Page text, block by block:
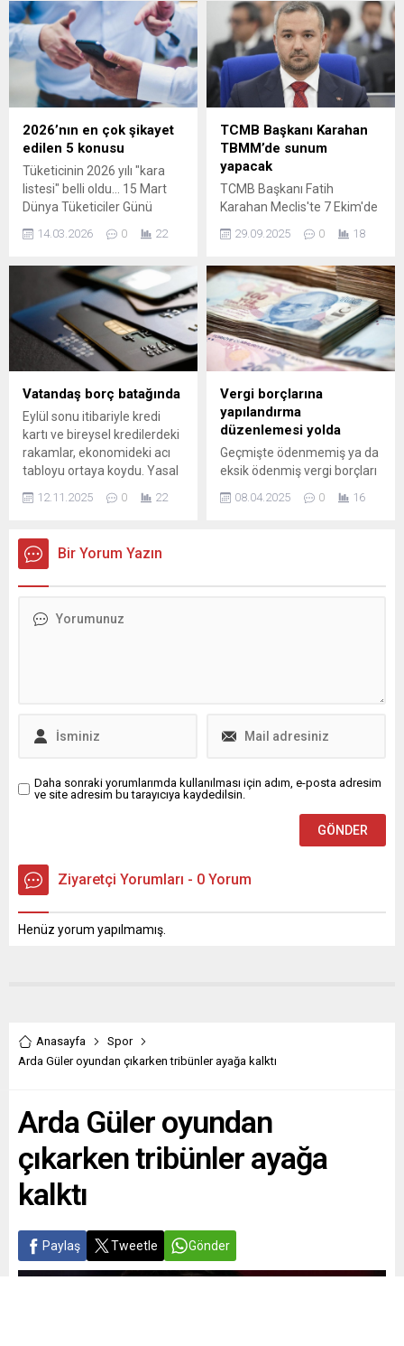
destekleyebilirsiniz. Gram ve
farklı altın türleri için güncel
veriler: Gram altın: Alış:
6.649,58 — Satış: 6.650,50
Çeyrek altın: Alış: 10.784,00
— Satış: 10.879,00 Yarım
altın: Alış: 21.557,00 — Satış:
21.740,00 Tam altın: Alış:...
bin lira idari para cezası
öngörülüyor. Yasa,
elektronik ortamda tanıtım
ve satış yapan işletmeleri
sıkı denetime tabi tutuyor.
2026’nın en çok şikayet
edilen 5 konusu
Tüketicinin 2026 yılı "kara
listesi" belli oldu... 15 Mart
Dünya Tüketiciler Günü
verilere göre vatandaşlar,
aboneliklerine kadar birçok
alanda mağduriyet yaşıyor.
Ancak zirvedeki o sorun,
tüm şikayetlerin %60'ından
fazlasını oluşturarak rekor
kırdı. İşte hakem
heyetlerinin kapısını en çok
aşındıran o başlıklar ve
paranızı geri almanın...
14.03.2026 0 22
TCMB Başkanı Karahan
TBMM’de sunum
yapacak
TCMB Başkanı Fatih
Karahan Meclis'te 7 Ekim'de
29.09.2025 0 18
Vatandaş borç batağında
Eylül sonu itibariyle kredi
kartı ve bireysel kredilerdeki
rakamlar, ekonomideki acı
tabloyu ortaya koydu. Yasal
takibe takılan sayısı sayısı
geçen yıla göre neredeyse
borcunu ödeyemeyenlerin
peşinde.
12.11.2025 0 22
Vergi borçlarına
yapılandırma
düzenlemesi yolda
Geçmişte ödenmemiş ya da
eksik ödenmiş vergi borçları
olan vatandaşlar, “Vergi affı
çıkacak mı?” sorusunun
08.04.2025 0 16
Bir Yorum Yazın
Daha sonraki yorumlarımda kullanılması için adım, e-posta adresim
ve site adresim bu tarayıcıya kaydedilsin.
Ziyaretçi Yorumları - 0 Yorum
Henüz yorum yapılmamış.
Anasayfa
Spor
Arda Güler oyundan çıkarken tribünler ayağa kalktı
Arda Güler oyundan
çıkarken tribünler ayağa
kalktı
Paylaş Tweetle Gönder